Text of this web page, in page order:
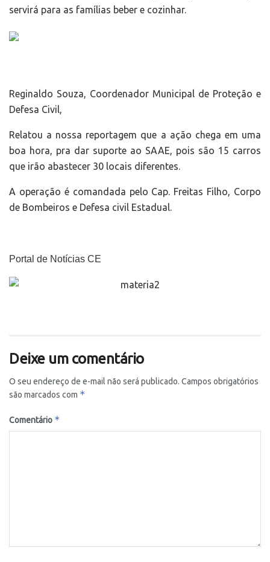
servirá para as famílias beber e cozinhar.
Reginaldo Souza, Coordenador Municipal de Proteção e
Defesa Civil,
Relatou a nossa reportagem que a ação chega em uma
boa hora, pra dar suporte ao SAAE, pois são 15 carros
que irão abastecer 30 locais diferentes.
A operação é comandada pelo Cap. Freitas Filho, Corpo
de Bombeiros e Defesa civil Estadual.
Portal de Notícias CE
Deixe um comentário
O seu endereço de e-mail não será publicado. Campos obrigatórios
são marcados com *
Comentário *